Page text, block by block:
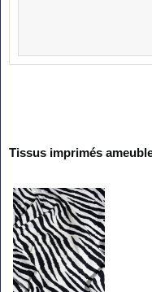
Tissus imprimés